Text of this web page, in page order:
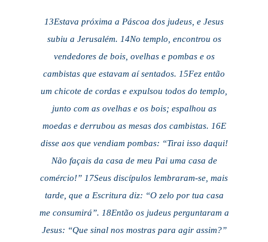
13Estava próxima a Páscoa dos judeus, e Jesus
subiu a Jerusalém. 14No templo, encontrou os
vendedores de bois, ovelhas e pombas e os
cambistas que estavam aí sentados. 15Fez então
um chicote de cordas e expulsou todos do templo,
junto com as ovelhas e os bois; espalhou as
moedas e derrubou as mesas dos cambistas. 16E
disse aos que vendiam pombas: “Tirai isso daqui!
Não façais da casa de meu Pai uma casa de
comércio!” 17Seus discípulos lembraram-se, mais
tarde, que a Escritura diz: “O zelo por tua casa
me consumirá”. 18Então os judeus perguntaram a
Jesus: “Que sinal nos mostras para agir assim?”